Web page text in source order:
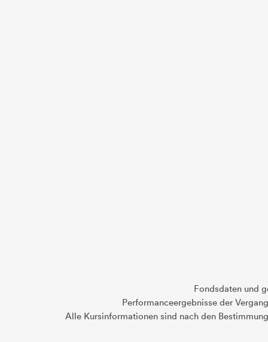
Fondsdaten und
Performanceergebnisse der
Alle Kursinformationen sind nach den